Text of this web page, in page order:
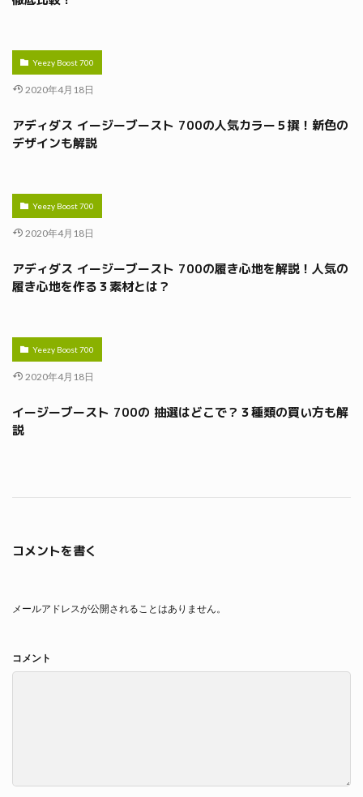
Yeezy Boost 700
2020年4月18日
アディダス イージーブースト 700の人気カラー５撰！新色の
デザインも解説
Yeezy Boost 700
2020年4月18日
アディダス イージーブースト 700の履き心地を解説！人気の
履き心地を作る３素材とは？
Yeezy Boost 700
2020年4月18日
イージーブースト 700の 抽選はどこで？３種類の買い方も解
説
コメントを書く
メールアドレスが公開されることはありません。
コメント